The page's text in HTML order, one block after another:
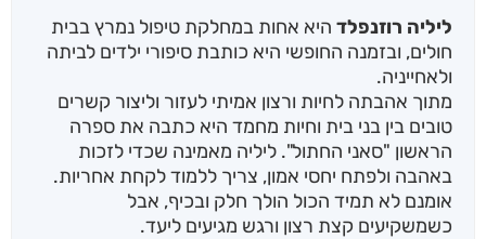
ליליה רוזנפלד היא אחות במחלקת טיפול נמרץ בבית
חולים, ובזמנה החופשי היא כותבת סיפורי ילדים לביתה
ולאחייניה.
מתוך אהבתה לחיות ורצון אמיתי לעזור וליצור קשרים
טובים בין בני בית וחיות מחמד היא כתבה את ספרה
הראשון "סאני החתול". ליליה מאמינה שכדי לזכות
באהבה ולפתח יחסי אמון, צריך ללמוד לקחת אחריות.
אומנם לא תמיד הכול הולך חלק ובכיף, אבל
כשמשקיעים קצת רצון ורגש מגיעים ליעד.